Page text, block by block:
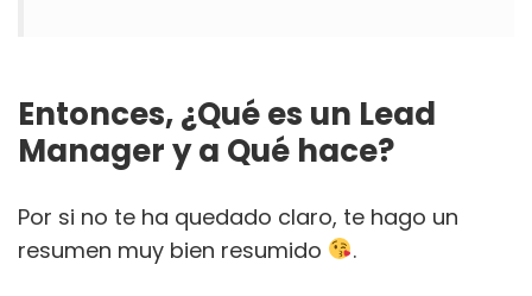
Entonces, ¿Qué es un Lead
Manager y a Qué hace?
Por si no te ha quedado claro, te hago un
resumen muy bien resumido
.